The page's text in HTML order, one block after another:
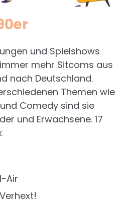
und Spielshows
mehr Sitcoms aus
nach Deutschland.
Themen wie
Comedy sind sie
und Erwachsene. 17
Air